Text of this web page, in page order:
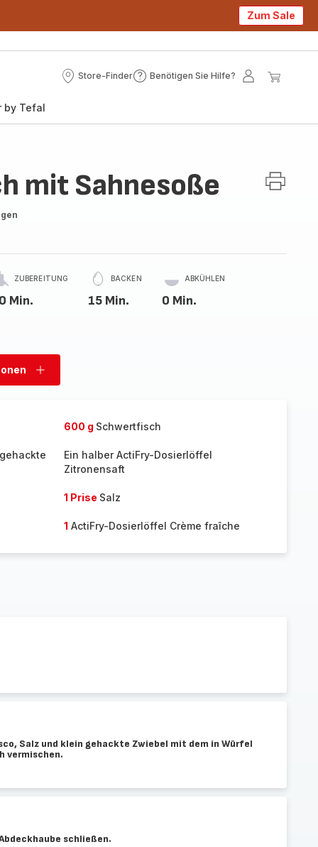
Zum Sale
Store-Finder
Store-
Benötigen Sie Hilfe?
Benötigen
Mein
by Tefal
mit Sahnesoße
ZUBEREITUNG
Min.
BACKEN
15 Min.
ABKÜHLEN
0 Min.
Personen
600 g Schwertfisch
Ein halber ActiFry-Dosierlöffel
Zitronensaft
1 Prise Salz
1 ActiFry-Dosierlöffel Crème fraîche
Salz und klein gehackte Zwiebel mit dem in Würfel
vermischen.
schließen.